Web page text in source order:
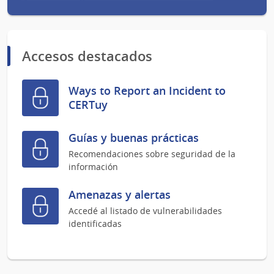
Accesos destacados
Ways to Report an Incident to
CERTuy
Guías y buenas prácticas
Recomendaciones sobre seguridad de la
información
Amenazas y alertas
Accedé al listado de vulnerabilidades
identificadas